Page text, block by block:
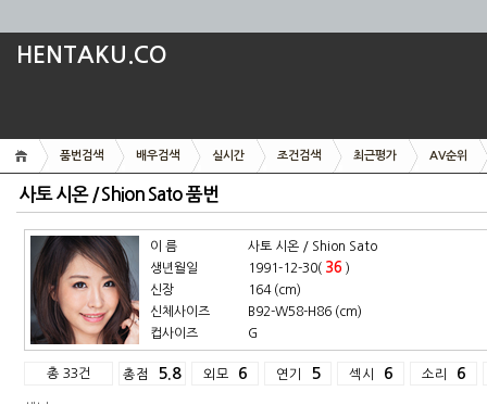
HENTAKU.CO
품번검색 배우검색 실시간 조건검색 최근평가 AV순위
사토 시온 / Shion Sato 품번
이 름
생년월일
신장
신체사이즈
컵사이즈
사토 시온 / Shion Sato
1991-12-30( 36 )
164 (cm)
B92-W58-H86 (cm)
G
총 33건 총점 5.8 외모 6 연기 5 섹시 6 소리 6